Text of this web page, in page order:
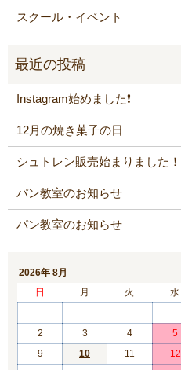
スクール・イベント
Instagram始めました❗️
12月の焼き菓子の日
シュトレン販売始まりました！
パン教室のお知らせ
パン教室のお知らせ
2026年 8月
日
月 火 水
2
3 4 5
9
10 11 12